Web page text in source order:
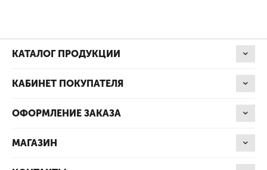
КАТАЛОГ ПРОДУКЦИИ
КАБИНЕТ ПОКУПАТЕЛЯ
ОФОРМЛЕНИЕ ЗАКАЗА
МАГАЗИН